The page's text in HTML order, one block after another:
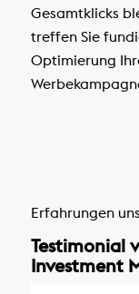
Gesamtklicks
treffen Sie
Optimierung
Erfahrungen
Testimonial
Investment